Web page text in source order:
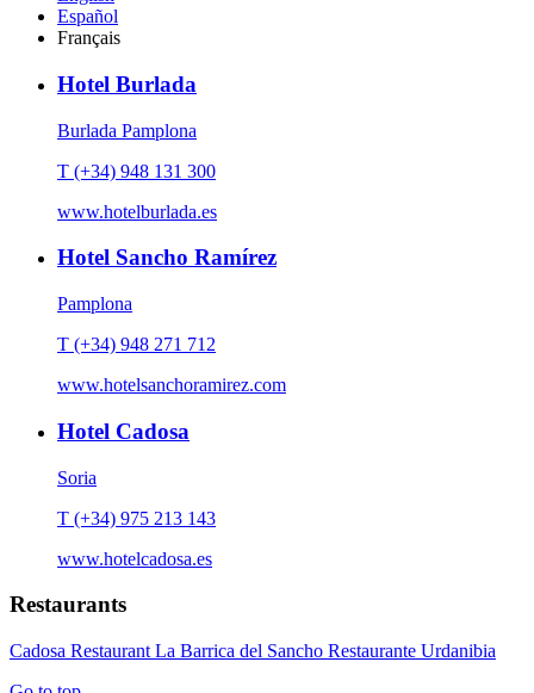
Español
Français
Hotel Burlada
Burlada Pamplona
T (+34) 948 131 300
www.hotelburlada.es
Hotel Sancho Ramírez
Pamplona
T (+34) 948 271 712
www.hotelsanchoramirez.com
Hotel Cadosa
Soria
T (+34) 975 213 143
www.hotelcadosa.es
Restaurants
Cadosa Restaurant La Barrica del Sancho Restaurante Urdanibia